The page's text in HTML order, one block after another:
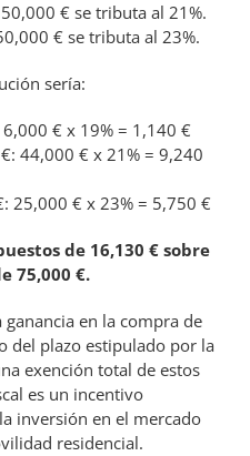
€ se tributa al 21%.
€ se tributa al 23%.
sería:
€ x 19% = 1,140 €
44,000 € x 21% = 9,240
25,000 € x 23% = 5,750 €
de 16,130 € sobre
75,000 €.
en la compra de
del plazo estipulado por la
exención total de estos
es un incentivo
inversión en el mercado
residencial.